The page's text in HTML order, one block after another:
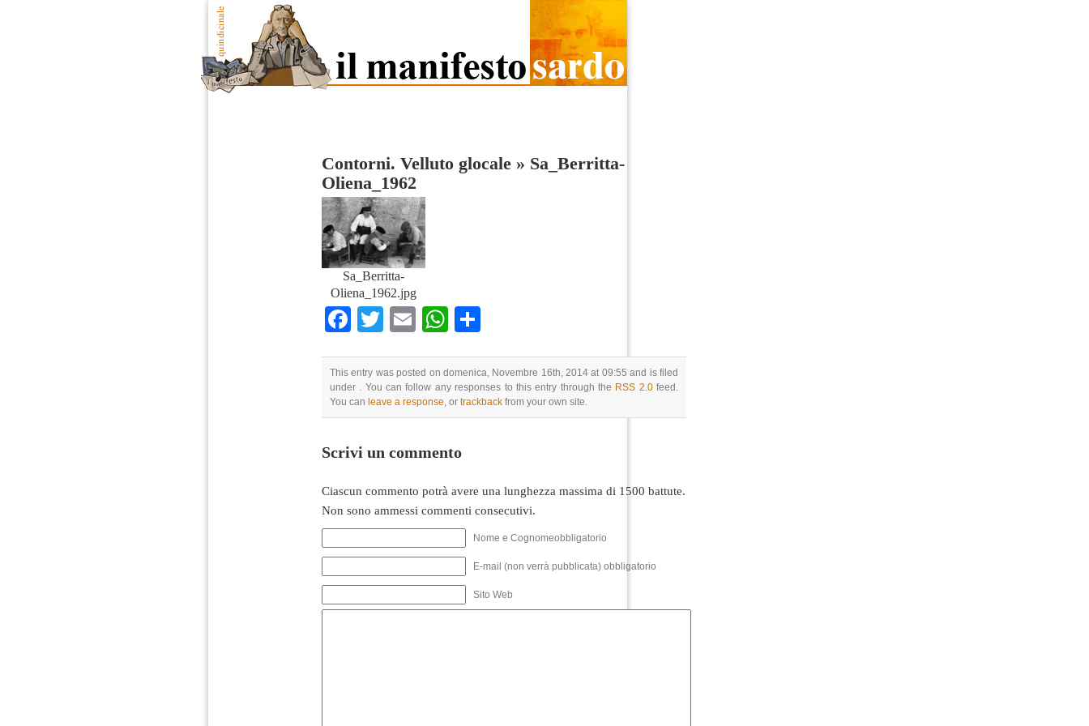
Contorni. Velluto glocale » Sa_Berritta-
Oliena_1962
Sa_Berritta-
Oliena_1962.jpg
Facebook
TwitterEmailWhatsApp
This entry was posted on domenica, Novembre 16th, 2014 at 09:55 and is filed
under . You can follow any responses to this entry through the RSS 2.0feed.
You can leave a response, or trackback from your own site.
Scrivi un commento
Ciascun commento potrà avere una lunghezza massima di 1500 battute.
Non sono ammessi commenti consecutivi.
Nome e Cognomeobbligatorio
E-mail (non verrà pubblicata) obbligatorio
Sito Web